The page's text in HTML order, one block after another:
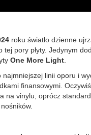
roku światło dzienne
pory płyty. Jedynym
One More Light
najmniejszej linii oporu i
finansowymi.
na vinylu, oprócz